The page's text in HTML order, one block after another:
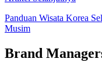
Panduan Wisata Korea
Musim
Brand